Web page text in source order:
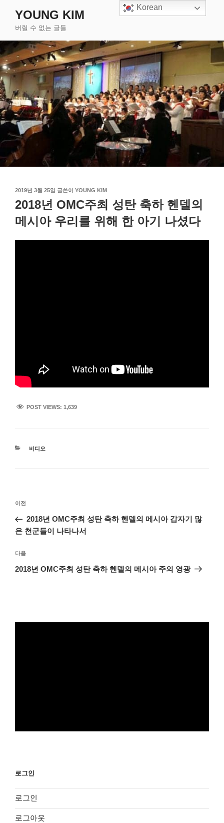
로
바
로
가
기
YOUNG KIM
버릴 수 없는 글들
작
일
자
2019년 3월 25일 글쓴이 YOUNG KIM
2018년 OMC주최 성탄 축하 헨델의
메시아 우리를 위해 한 아기 나셨다
POST VIEWS: 1,639
카
비디오
색
이
전
글
이전
2018년 OMC주최 성탄 축하 헨델의 메시아 갑자기 많
은 천군들이 나타나서
다
음
다음
2018년 OMC주최 성탄 축하 헨델의 메시아 주의 영광
로그인
로그인
로그아웃
Korean